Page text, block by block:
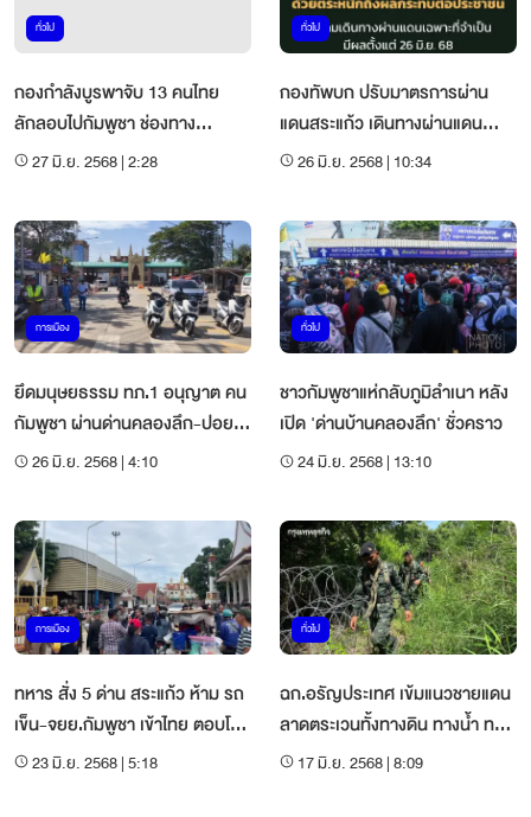
ทั่วไป
กองกำลังบูรพาจับ 13 คนไทย
ลักลอบไปกัมพูชา ช่องทาง
ธรรมชาติ
27 มิ.ย. 2568 | 2:28
ทั่วไป
กองทัพบก ปรับมาตรการผ่าน
แดนสระแก้ว เดินทางผ่านแดน
เฉพาะจำเป็น
26 มิ.ย. 2568 | 10:34
การเมือง
ยึดมนุษยธรรม ทภ.1 อนุญาต คน
กัมพูชา ผ่านด่านคลองลึก-ปอย
เปต ไม่เกิน 1 พันคน/วัน
26 มิ.ย. 2568 | 4:10
ทั่วไป
ชาวกัมพูชาแห่กลับภูมิลำเนา หลัง
เปิด 'ด่านบ้านคลองลึก' ชั่วคราว
24 มิ.ย. 2568 | 13:10
การเมือง
ทหาร สั่ง 5 ด่าน สระแก้ว ห้าม รถ
เข็น-จยย.กัมพูชา เข้าไทย ตอบโต้
งดนำเข้าน้ำมัน
23 มิ.ย. 2568 | 5:18
ทั่วไป
ฉก.อรัญประเทศ เข้มแนวชายแดน
ลาดตระเวนทั้งทางดิน ทางน้ำ ทาง
อากาศ
17 มิ.ย. 2568 | 8:09